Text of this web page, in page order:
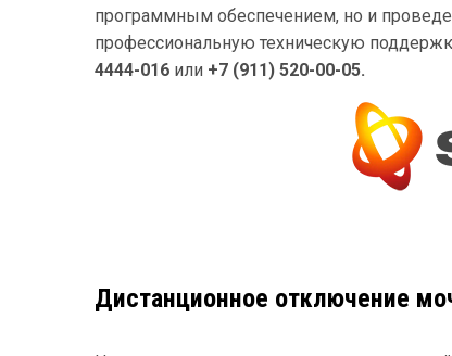
программным обеспечением, но и
профессиональную техническую
4444-016 или +7 (911) 520-00-05.
Дистанционное отключение